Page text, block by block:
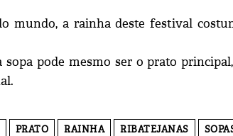
mundo, a rainha deste festival
sopa pode mesmo ser o prato
PRATO RAINHA RIBATEJANAS